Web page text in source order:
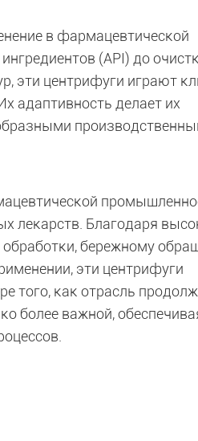
в фармацевтической
(API) до
эти центрифуги играют
адаптивность делает их
лекарств. Благодаря
бережному
эти центрифуги
того, как отрасль
более важной,